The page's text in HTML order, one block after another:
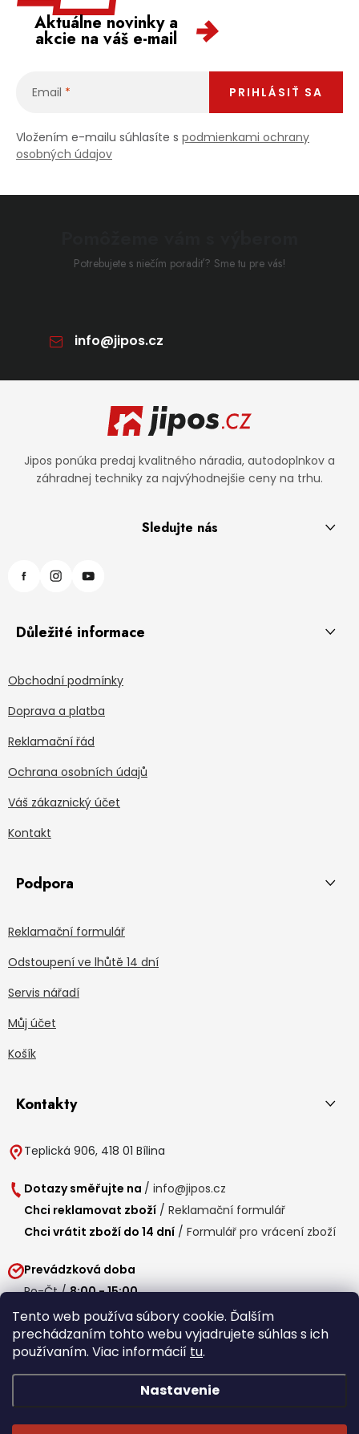
Tento web používa súbory cookie. Ďalším
prechádzaním tohto webu vyjadrujete súhlas s ich
používaním. Viac informácií tu.
Nastavenie
Aktuálne novinky a
akcie na váš e-mail
Email
Vložením e-mailu súhlasíte s podmienkami ochrany
osobných údajov
PRIHLÁSIŤ SA
Potrebujete s niečím poradiť? Sme tu pre vás!
info@jipos.cz
Jipos ponúka predaj kvalitného náradia, autodoplnkov a
záhradnej techniky za najvýhodnejšie ceny na trhu.
Sledujte nás
Důležité informace
Obchodní podmínky
Doprava a platba
Reklamační řád
Ochrana osobních údajů
Váš zákaznický účet
Kontakt
Podpora
Reklamační formulář
Odstoupení ve lhůtě 14 dní
Servis nářadí
Můj účet
Košík
Kontakty
Teplická 906, 418 01 Bílina
Dotazy směřujte na / info@jipos.cz
Chci reklamovat zboží / Reklamační formulář
Chci vrátit zboží do 14 dní / Formulář pro vrácení zboží
Prevádzková doba
Po-Čt /8:00 - 15:00
Pá / 7:30 - 14:30
Obedňajšia prestávka /11:00 - 11:30
Copyright 2026
cookies